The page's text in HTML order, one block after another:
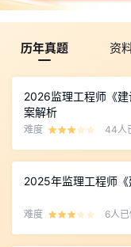
历年真题 资
2026监理工程师《
案解析
难度 44人
2025年监理工程师
难度 6人已